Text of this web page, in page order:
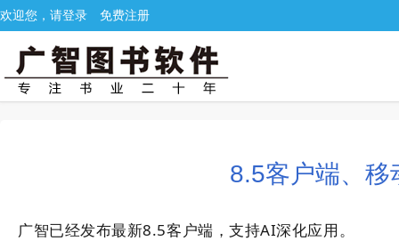
欢迎您，请登录 免费注册
8.5客户端、移
广智已经发布最新8.5客户端，支持AI深化应用。